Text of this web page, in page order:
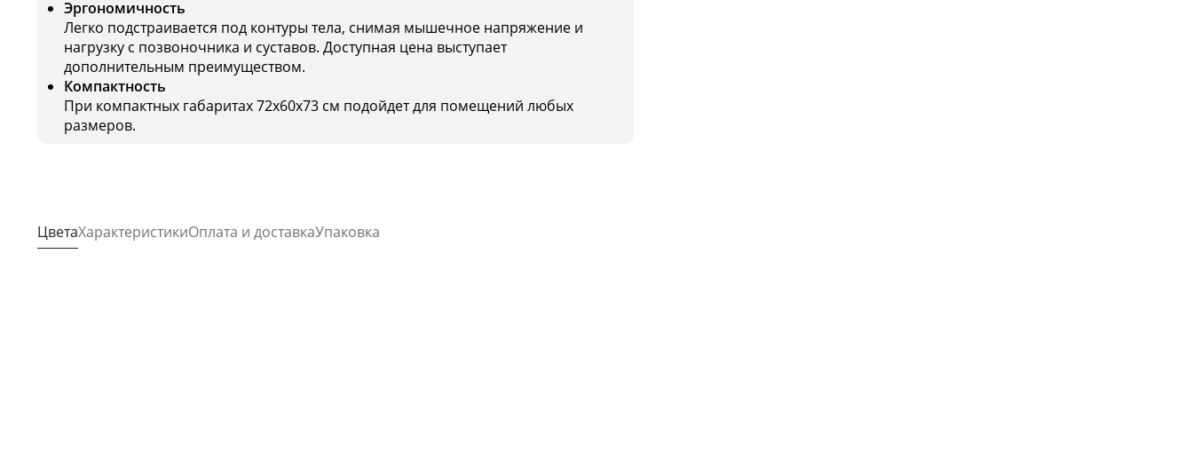
Эргономичность
Легко подстраивается под контуры тела, снимая мышечное напряжение и
нагрузку с позвоночника и суставов. Доступная цена выступает
дополнительным преимуществом.
Компактность
При компактных габаритах 72х60х73 см подойдет для помещений любых
размеров.
ЦветаХарактеристикиОплата и доставкаУпаковка